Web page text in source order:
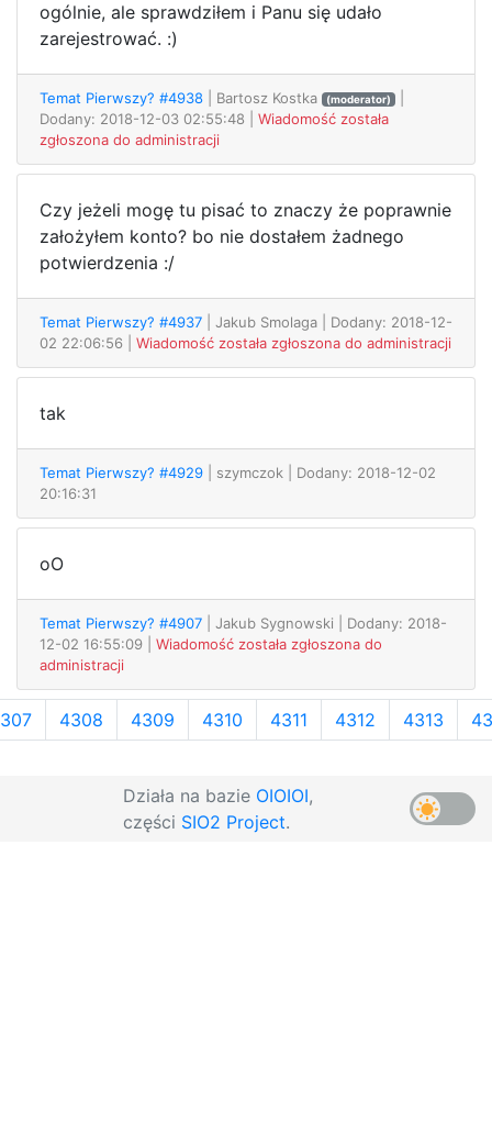
ogólnie, ale sprawdziłem i Panu się udało
zarejestrować. :)
Temat Pierwszy? #4938 | Bartosz Kostka (moderator) |
Dodany: 2018-12-03 02:55:48 | Wiadomość została
zgłoszona do administracji
Czy jeżeli mogę tu pisać to znaczy że poprawnie
założyłem konto? bo nie dostałem żadnego
potwierdzenia :/
Temat Pierwszy? #4937 | Jakub Smolaga
| Dodany: 2018-12-
02 22:06:56 | Wiadomość została zgłoszona do administracji
tak
Temat Pierwszy? #4929 | szymczok
| Dodany: 2018-12-02
20:16:31
oO
Temat Pierwszy? #4907 | Jakub Sygnowski
| Dodany: 2018-
12-02 16:55:09 | Wiadomość została zgłoszona do
administracji
4308 4309 4310 4311 4312 4313
Działa na bazie OIOIOI,
części SIO2 Project.